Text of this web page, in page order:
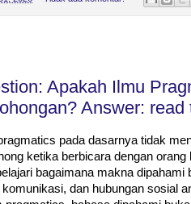
Apakah Ilmu
Answer: read
pada dasarnya tidak
ketika berbicara dengan
bagaimana makna
komunikasi, dan hubungan sosial